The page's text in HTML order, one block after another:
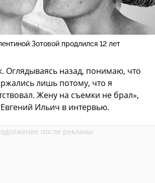
Зотовой продлился 12 лет
Оглядываясь назад, понимаю, что
лишь потому, что я
Жену на съемки не брал»,
Ильич в интервью.